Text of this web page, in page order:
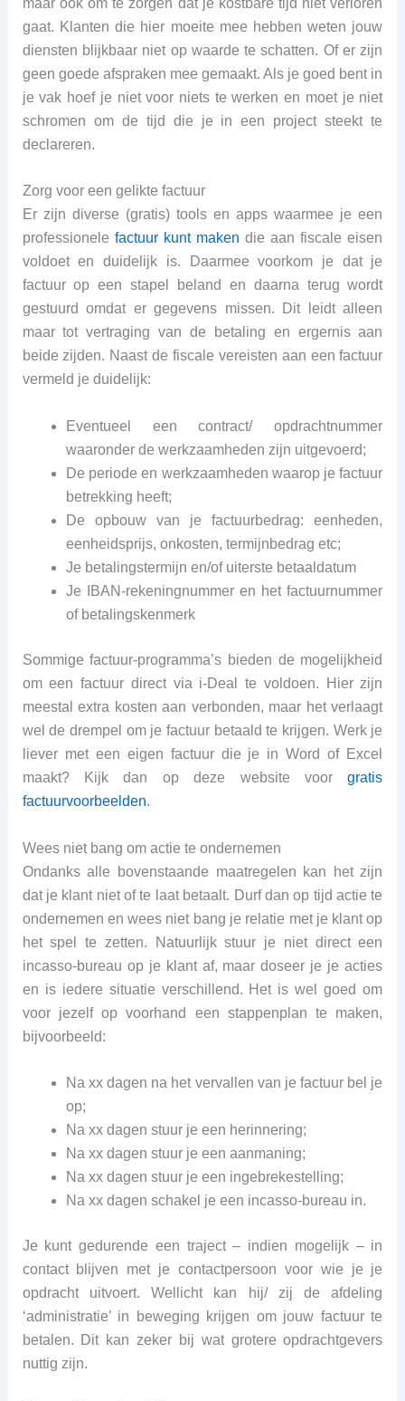
gaat. Klanten die hier moeite mee hebben weten jouw
diensten blijkbaar niet op waarde te schatten. Of er zijn
geen goede afspraken mee gemaakt. Als je goed bent in
je vak hoef je niet voor niets te werken en moet je niet
schromen om de tijd die je in een project steekt te
declareren.
Zorg voor een gelikte factuur
Er zijn diverse (gratis) tools en apps waarmee je een
professionele factuur kunt maken die aan fiscale eisen
voldoet en duidelijk is. Daarmee voorkom je dat je
factuur op een stapel beland en daarna terug wordt
gestuurd omdat er gegevens missen. Dit leidt alleen
maar tot vertraging van de betaling en ergernis aan
beide zijden. Naast de fiscale vereisten aan een factuur
vermeld je duidelijk:
Eventueel een contract/ opdrachtnummer
waaronder de werkzaamheden zijn uitgevoerd;
De periode en werkzaamheden waarop je factuur
betrekking heeft;
De opbouw van je factuurbedrag: eenheden,
eenheidsprijs, onkosten, termijnbedrag etc;
Je betalingstermijn en/of uiterste betaaldatum
Je IBAN-rekeningnummer en het factuurnummer
of betalingskenmerk
Sommige factuur-programma’s bieden de mogelijkheid
om een factuur direct via i-Deal te voldoen. Hier zijn
meestal extra kosten aan verbonden, maar het verlaagt
wel de drempel om je factuur betaald te krijgen. Werk je
liever met een eigen factuur die je in Word of Excel
maakt? Kijk dan op deze website voorgratis
factuurvoorbeelden.
Wees niet bang om actie te ondernemen
Ondanks alle bovenstaande maatregelen kan het zijn
dat je klant niet of te laat betaalt. Durf dan op tijd actie te
ondernemen en wees niet bang je relatie met je klant op
het spel te zetten. Natuurlijk stuur je niet direct een
incasso-bureau op je klant af, maar doseer je je acties
en is iedere situatie verschillend. Het is wel goed om
voor jezelf op voorhand een stappenplan te maken,
bijvoorbeeld:
Na xx dagen na het vervallen van je factuur bel je
op;
Na xx dagen stuur je een herinnering;
Na xx dagen stuur je een aanmaning;
Na xx dagen stuur je een ingebrekestelling;
Na xx dagen schakel je een incasso-bureau in.
Je kunt gedurende een traject – indien mogelijk – in
contact blijven met je contactpersoon voor wie je je
opdracht uitvoert. Wellicht kan hij/ zij de afdeling
‘administratie’ in beweging krijgen om jouw factuur te
betalen. Dit kan zeker bij wat grotere opdrachtgevers
nuttig zijn.